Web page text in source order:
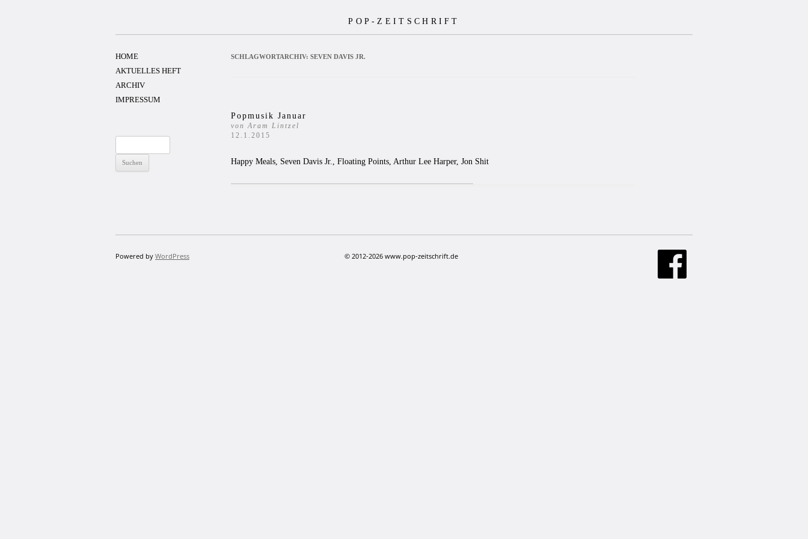
POP-ZEITSCHRIFT
SCHLAGWORTARCHIV: SEVEN DAVIS JR.
Popmusik Januar
von Aram Lintzel
12.1.2015
Happy Meals, Seven Davis Jr., Floating Points, Arthur Lee Harper, Jon Shit
HOME
AKTUELLES HEFT
ARCHIV
IMPRESSUM
nach:
Powered by WordPress © 2012-2026 www.pop-zeitschrift.de